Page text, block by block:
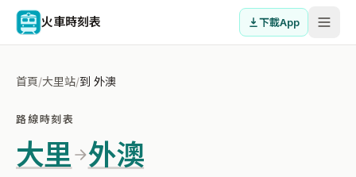
火車時刻表 下載App
首頁/大里站/到 外澳
路線時刻表
大里 外澳